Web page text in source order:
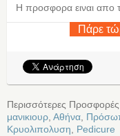
Η προσφορα ειναι απο
Πάρε
Περισσότερες Προσφορές
μανικιουρ Αθήνα
Κρυολιπολυση
Pedicure